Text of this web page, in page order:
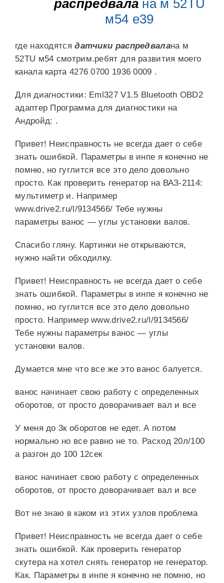
распредвала на м 52TU
м54 е39
где находятсядатчики распредвалана м
52TU м54 смотрим.ребят для развития моего
канала карта 4276 0700 1936 0009 .
Для диагностики: Eml327 V1.5 Bluetooth OBD2
адаптер Программа для диагностики на
Андройд: .
Привет! Неисправность не всегда дает о себе
знать ошибкой. Параметры в инпе я конечно не
помню, но гуглится все это дело довольно
просто. Как проверить генератор на ВАЗ-2114:
мультиметр и. Например
www.drive2.ru/l/9134566/ Тебе нужны
параметры ванос — углы установки валов.
Спасибо гляну. Картинки не открываются,
нужно найти обходилку.
Привет! Неисправность не всегда дает о себе
знать ошибкой. Параметры в инпе я конечно не
помню, но гуглится все это дело довольно
просто. Например www.drive2.ru/l/9134566/
Тебе нужны параметры ванос — углы
установки валов.
Думается мне что все же это ванос балуется.
ванос начинает свою работу с определенных
оборотов, от просто доворачивает вал и все
У меня до 3к оборотов не едет. А потом
нормально но все равно не то. Расход 20л/100
а разгон до 100 12сек
ванос начинает свою работу с определенных
оборотов, от просто доворачивает вал и все
Вот не знаю в каком из этих узлов проблема
Привет! Неисправность не всегда дает о себе
знать ошибкой. Как проверить генератор
скутера на хотел снять генератор не генератор.
Как. Параметры в инпе я конечно не помню, но